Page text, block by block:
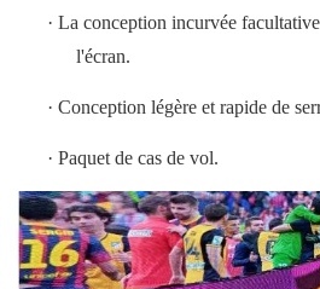
· La conception incurvée
l'écran.
· Conception légère et rapide de
· Paquet de cas de vol.